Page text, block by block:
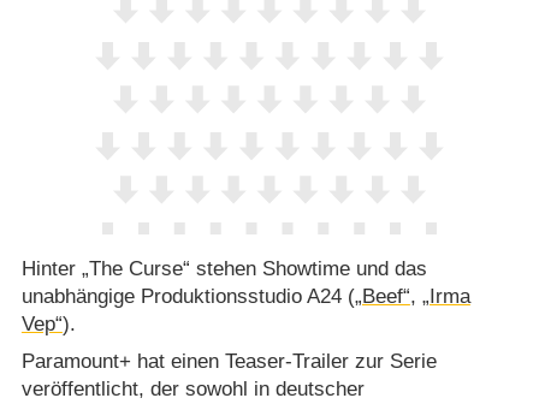
Hinter „The Curse“ stehen Showtime und das
unabhängige Produktionsstudio A24 („Beef“, „Irma
Vep“).
Paramount+ hat einen Teaser-Trailer zur Serie
veröffentlicht, der sowohl in deutscher